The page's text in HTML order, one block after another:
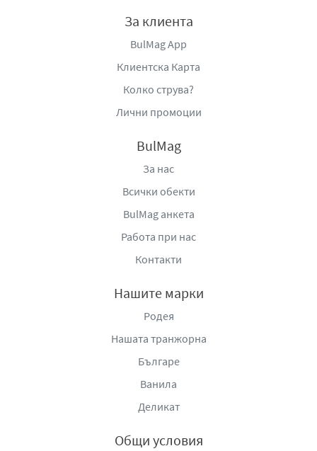
За клиента
BulMag App
Клиентска Карта
Колко струва?
Лични промоции
BulMag
За нас
Всички обекти
BulMag анкета
Работа при нас
Контакти
Нашите марки
Родея
Нашата транжорна
Българе
Ванила
Деликат
Общи условия